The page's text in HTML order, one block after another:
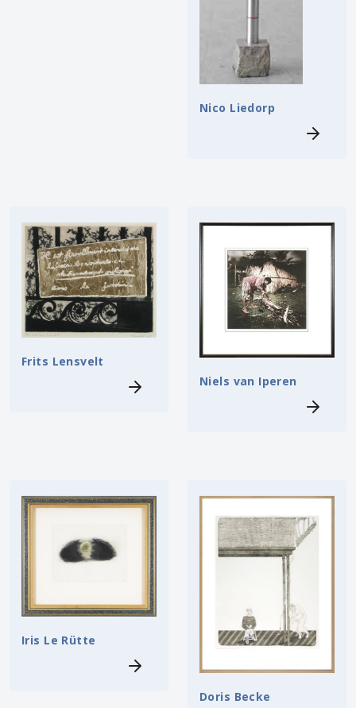
Nico Liedorp
Frits Lensvelt
Niels van Iperen
Iris Le Rütte
Doris Becke